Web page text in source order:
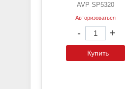
AVP SP5320
Авторизоваться
- +
Купить